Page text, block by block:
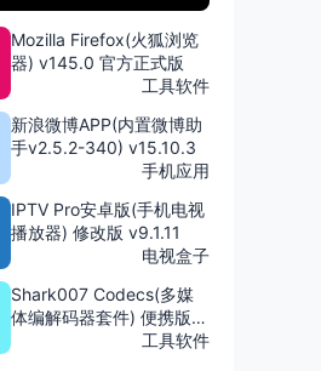
Mozilla Firefox(火狐浏览
器) v145.0 官方正式版
工具软件
新浪微博APP(内置微博助
手v2.5.2-340) v15.10.3
手机应用
IPTV Pro安卓版(手机电视
播放器) 修改版 v9.1.11
电视盒子
Shark007 Codecs(多媒
体编解码器套件) 便携版 v
工具软件